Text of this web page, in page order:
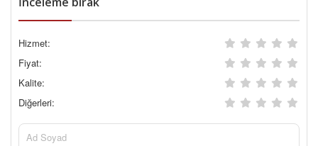
Hizmet:
Fiyat:
Kalite:
Diğerleri: